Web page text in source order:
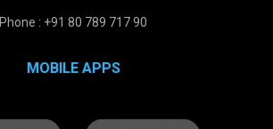
Phone : +91 80 789 717 90
MOBILE APPS